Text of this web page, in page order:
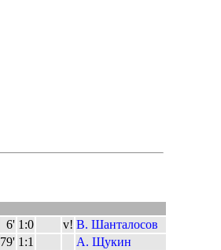
6' 1:0 v! В. Шанталосов
79' 1:1
А. Щукин